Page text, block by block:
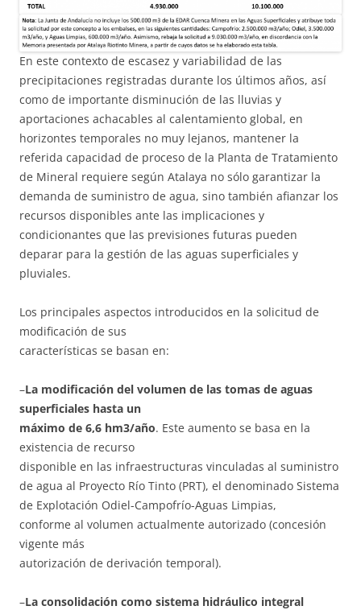
En este contexto de escasez y variabilidad de las
precipitaciones registradas durante los últimos años, así
como de importante disminución de las lluvias y
aportaciones achacables al calentamiento global, en
horizontes temporales no muy lejanos, mantener la
referida capacidad de proceso de la Planta de Tratamiento
de Mineral requiere según Atalaya no sólo garantizar la
demanda de suministro de agua, sino también afianzar los
recursos disponibles ante las implicaciones y
condicionantes que las previsiones futuras pueden
deparar para la gestión de las aguas superficiales y
pluviales.
Los principales aspectos introducidos en la solicitud de
modificación de sus
características se basan en:
–La modificación del volumen de las tomas de aguas
superficiales hasta un
máximo de 6,6 hm3/año. Este aumento se basa en la
existencia de recurso
disponible en las infraestructuras vinculadas al suministro
de agua al Proyecto Río Tinto (PRT), el denominado Sistema
de Explotación Odiel-Campofrío-Aguas Limpias,
conforme al volumen actualmente autorizado (concesión
vigente más
autorización de derivación temporal).
–La consolidación como sistema hidráulico integral